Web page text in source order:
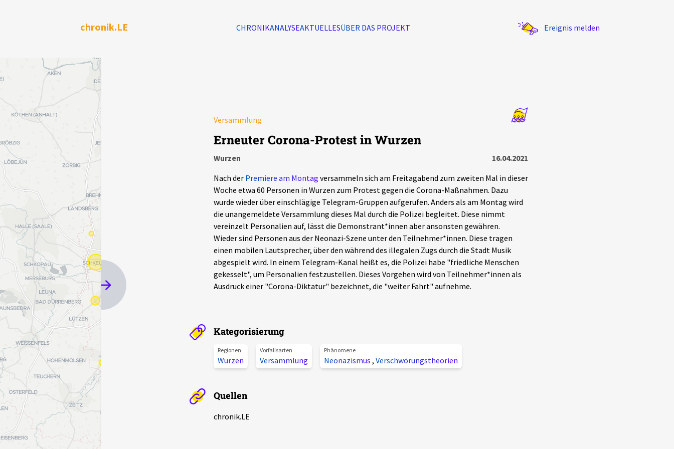
chronik.LE CHRONIKANALYSEAKTUELLESÜBER DAS PROJEKT Ereignis melden
Versammlung
Erneuter Corona-Protest in Wurzen
Wurzen
16.04.2021
Nach der Premiere am Montag versammeln sich am Freitagabend zum zweiten Mal in dieser
Woche etwa 60 Personen in Wurzen zum Protest gegen die Corona-Maßnahmen. Dazu
wurde wieder über einschlägige Telegram-Gruppen aufgerufen. Anders als am Montag wird
die unangemeldete Versammlung dieses Mal durch die Polizei begleitet. Diese nimmt
vereinzelt Personalien auf, lässt die Demonstrant*innen aber ansonsten gewähren.
Wieder sind Personen aus der Neonazi-Szene unter den Teilnehmer*innen. Diese tragen
einen mobilen Lautsprecher, über den während des illegalen Zugs durch die Stadt Musik
abgespielt wird. In einem Telegram-Kanal heißt es, die Polizei habe "friedliche Menschen
gekesselt", um Personalien festzustellen. Dieses Vorgehen wird von Teilnehmer*innen als
Ausdruck einer "Corona-Diktatur" bezeichnet, die "weiter Fahrt" aufnehme.
Kategorisierung
Regionen
Wurzen
Vorfallsarten
Versammlung
Phänomene
Neonazismus , Verschwörungstheorien
Quellen
chronik.LE